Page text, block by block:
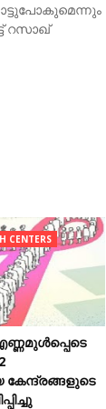
റസാഖ്
CENTERS